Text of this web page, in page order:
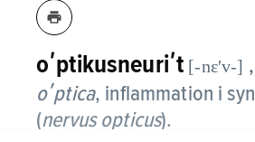
oʹptikusneuriʹt [-nɛʹv-] ,
oʹptica, inflammation i
(nervus opticus).